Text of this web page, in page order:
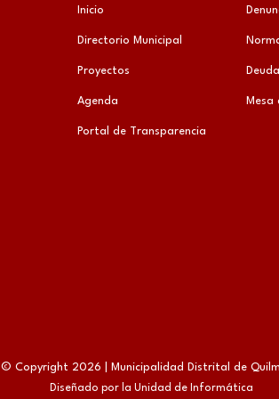
Inicio
Directorio Municipal
Proyectos
Agenda
Portal de Transparencia
Mesa
© Copyright 2026 | Municipalidad Distrital de
Diseñado por la Unidad de Informática